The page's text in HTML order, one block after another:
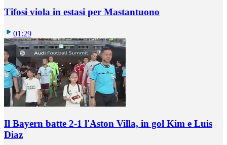
Tifosi viola in estasi per Mastantuono
01:29
Il Bayern batte 2-1 l'Aston Villa, in gol Kim e Luis
Diaz